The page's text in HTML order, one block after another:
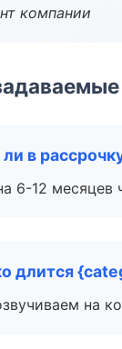
компании
в
6-12 месяцев
длится
на